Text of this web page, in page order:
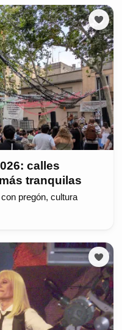
calles
tranquilas
pregón, cultura